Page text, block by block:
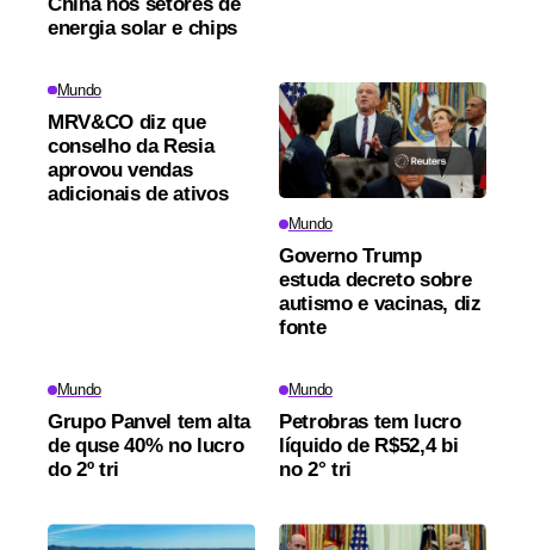
energia solar e chips
Mundo
MRV&CO diz que
conselho da Resia
aprovou vendas
adicionais de ativos
Mundo
Governo Trump
estuda decreto sobre
autismo e vacinas, diz
fonte
Mundo
Grupo Panvel tem alta
de quse 40% no lucro
do 2º tri
Mundo
Petrobras tem lucro
líquido de R$52,4 bi
no 2° tri